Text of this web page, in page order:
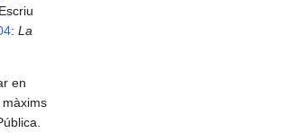
: La
en
màxims